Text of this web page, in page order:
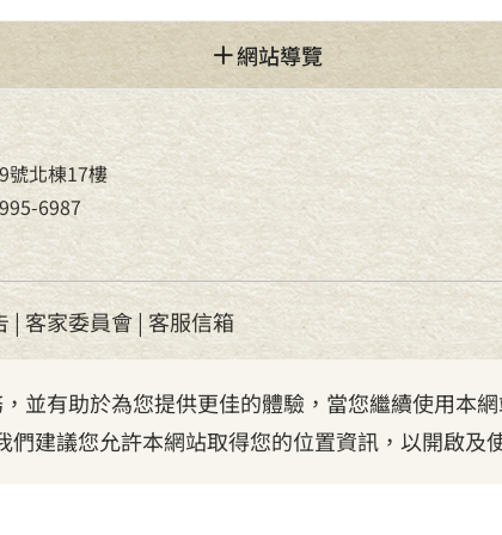
並有助於為您提供更佳的體驗，當您繼續使用本
建議您允許本網站取得您的位置資訊，以開啟及
網站導覽
號北棟17樓
6987
| 客家委員會| 客服信箱